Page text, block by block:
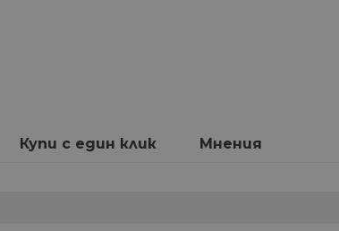
Купи с един клик Мнения